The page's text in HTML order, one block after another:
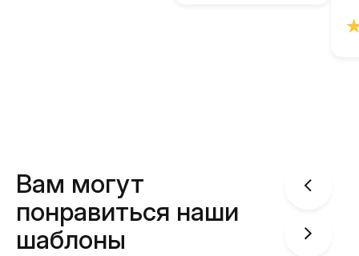
Вам могут
понравиться наши
шаблоны